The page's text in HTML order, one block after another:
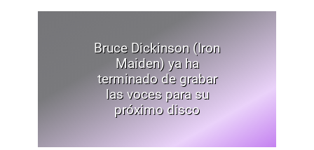
Bruce Dickinson (Iron
Maiden) ya ha
terminado de grabar
las voces para su
próximo disco